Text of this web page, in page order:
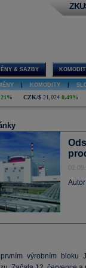
& SAZBY
KOMODITY
CZK/$ 21,024 0,49%
výrobním bloku